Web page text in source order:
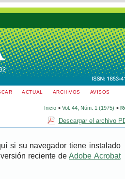
ACTUAL ARCHIVOS AVISOS
Inicio> Vol. 44, Núm. 1 (1975) >
Descargar el archivo
si su navegador tiene instalado
reciente deAdobe Acrobat